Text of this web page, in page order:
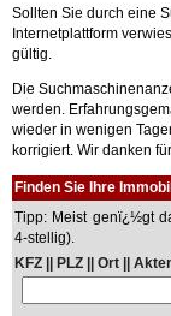
Sollten Sie durch eine
Internetplattform
gültig.
Die
werden.
wieder in wenigen
korrigiert. Wir danken
Finden Sie Ihre
Tipp: Meist genï¿½gt
4-stellig).
KFZ || PLZ || Ort ||